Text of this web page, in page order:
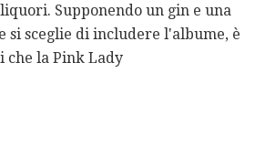
Supponendo un gin e una
si sceglie di includere l'albume, è
che la Pink Lady